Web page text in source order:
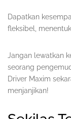
Dapatkan
fleksibel,
Jangan lewatkan
seorang
Driver Maxim
menjanjikan!